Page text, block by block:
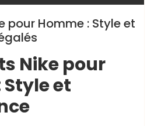
pour Homme : Style et
Nike pour
et